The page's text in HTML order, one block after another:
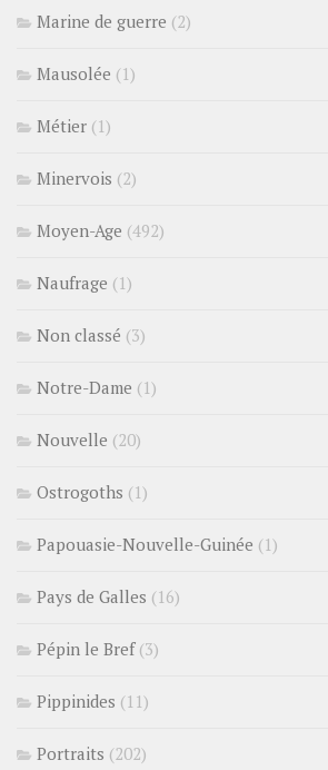
Marine de guerre (2)
Mausolée (1)
Métier (1)
Minervois (2)
Moyen-Age (492)
Naufrage (1)
Non classé (3)
Notre-Dame (1)
Nouvelle (20)
Ostrogoths (1)
Papouasie-Nouvelle-Guinée (1)
Pays de Galles (16)
Pépin le Bref(3)
Pippinides (11)
Portraits (202)